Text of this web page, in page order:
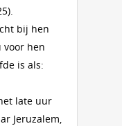
bij hen
voor hen
is als:
late uur
Jeruzalem,